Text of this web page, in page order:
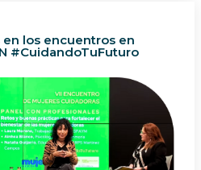
los encuentros en
#CuidandoTuFuturo